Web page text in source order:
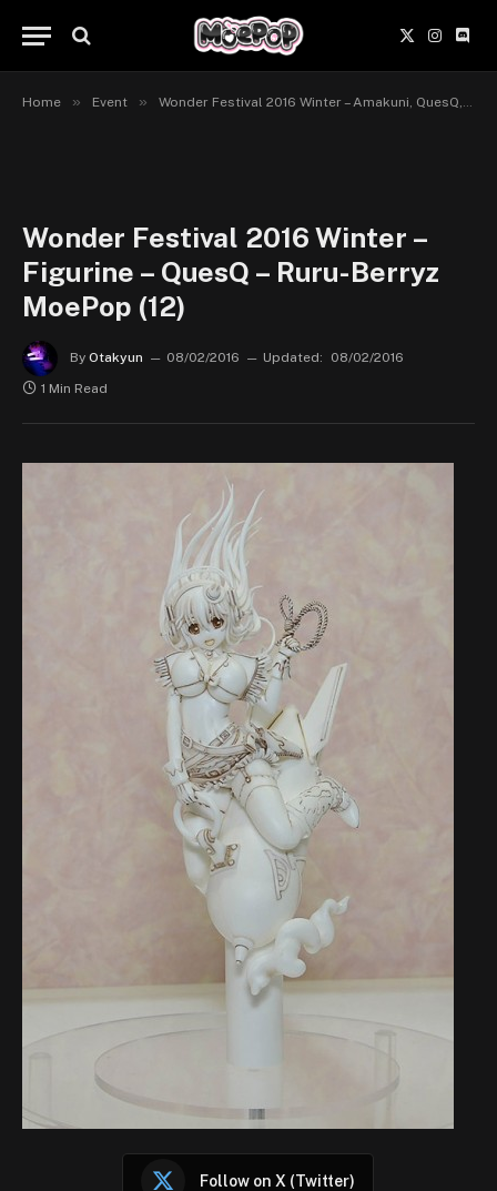
X
(Twitter)
Home » Event » Wonder Festival 2016 Winter – Amakuni, QuesQ, Pulchra, Plum, Revolve
Wonder Festival 2016 Winter –
Figurine – QuesQ – Ruru-Berryz
MoePop (12)
By Otakyun 08/02/2016 Updated:
08/02/2016
1 Min Read
Follow on X (Twitter)